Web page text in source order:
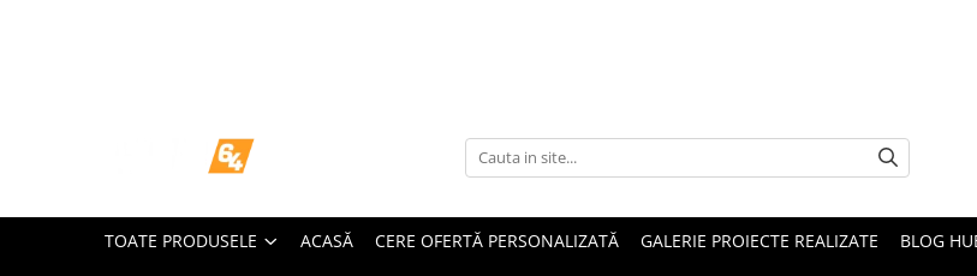
TOATE PRODUSELE ACASĂ CERE OFERTĂ PERSONALIZATĂ GALERIE PROIECTE REALIZATE BLOG